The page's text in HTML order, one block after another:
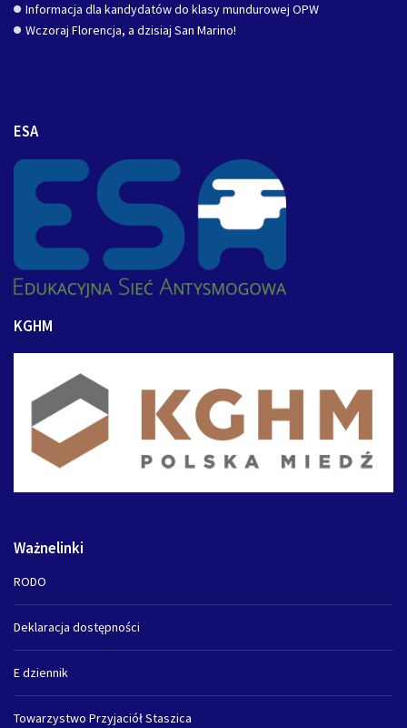
Informacja dla kandydatów do klasy mundurowej OPW
Wczoraj Florencja, a dzisiaj San Marino!
ESA
KGHM
Ważnelinki
RODO
Deklaracja dostępności
E dziennik
Towarzystwo Przyjaciół Staszica